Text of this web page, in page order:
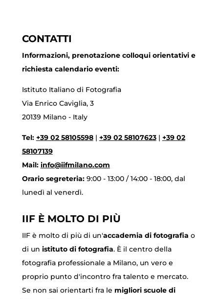
CONTATTI
Informazioni, prenotazione colloqui orientativi e
richiesta calendario eventi:
Istituto Italiano di Fotografia
Via Enrico Caviglia, 3
20139 Milano - Italy
Tel: +39 02 58105598| +39 02 58107623| +39 02
58107139
Mail: info@iifmilano.com
Orario segreteria: 9:00 - 13:00 / 14:00 - 18:00, dal
lunedì al venerdì.
IIF È MOLTO DI PIÙ
IIF è molto di più di un'accademia di fotografia o
di un istituto di fotografia. È il centro della
fotografia professionale a Milano, un vero e
proprio punto d'incontro fra talento e mercato.
Se non sai orientarti fra le migliori scuole di